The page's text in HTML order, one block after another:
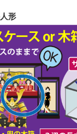
祭 令和4年10月19日
祭令和4年9月8日(木)
祭令和4年8月1日(
祭令和4年7月1日(
祭令和4年5月17日(
形